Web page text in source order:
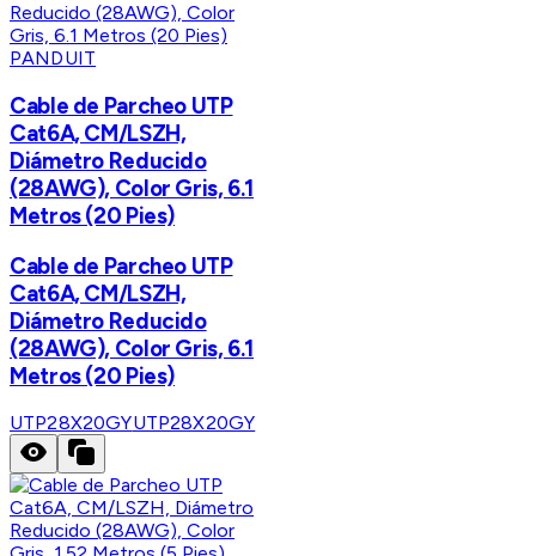
PANDUIT
Cable de Parcheo UTP
Cat6A, CM/LSZH,
Diámetro Reducido
(28AWG), Color Gris, 6.1
Metros (20 Pies)
Cable de Parcheo UTP
Cat6A, CM/LSZH,
Diámetro Reducido
(28AWG), Color Gris, 6.1
Metros (20 Pies)
UTP28X20GYUTP28X20GY